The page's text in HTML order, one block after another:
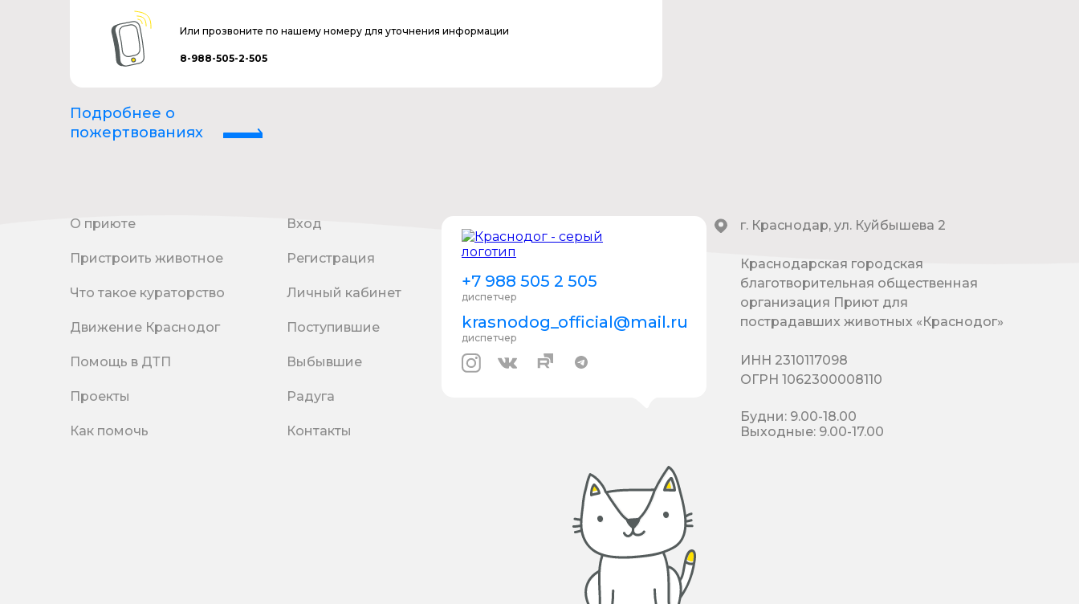
Или прозвоните по нашему номеру для уточнения информации
8-988-505-2-505
Подробнее о
пожертвованиях
О приюте
Пристроить животное
Что такое кураторство
Движение Краснодог
Помощь в ДТП
Проекты
Как помочь
Вход
Регистрация
Личный кабинет
Поступившие
Выбывшие
Радуга
Контакты
+7 988 505 2 505
диспетчер
krasnodog_official@mail.ru
диспетчер
г. Краснодар, ул. Куйбышева 2
Краснодарская городская
благотворительная общественная
организация Приют для
пострадавших животных «Краснодог»
ИНН 2310117098
ОГРН 1062300008110
Будни: 9.00-18.00
Выходные: 9.00-17.00